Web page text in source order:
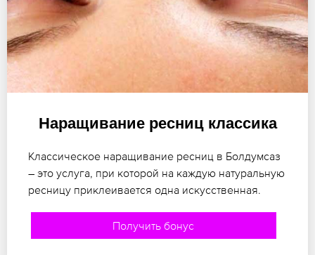
Наращивание ресниц классика
Классическое наращивание ресниц в Болдумсаз
– это услуга, при которой на каждую натуральную
ресницу приклеивается одна искусственная.
Получить бонус